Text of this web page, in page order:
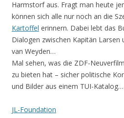
Harmstorf aus. Fragt man heute
können sich alle nur noch an die
Kartoffel erinnern. Dabei lebt das
Dialogen zwischen Kapitän
van Weyden…
Mal sehen, was die ZDF-
zu bieten hat – sicher politische
und Bilder aus einem TUI-Katalog…
JL-Foundation